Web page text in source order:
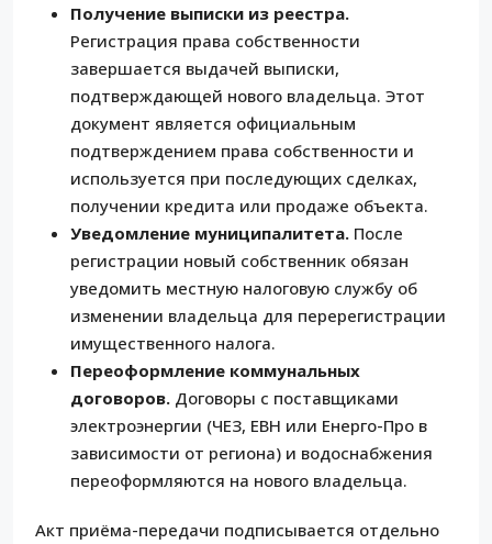
Получение выписки из реестра.
Регистрация права собственности
завершается выдачей выписки,
подтверждающей нового владельца. Этот
документ является официальным
подтверждением права собственности и
используется при последующих сделках,
получении кредита или продаже объекта.
Уведомление муниципалитета. После
регистрации новый собственник обязан
уведомить местную налоговую службу об
изменении владельца для перерегистрации
имущественного налога.
Переоформление коммунальных
договоров. Договоры с поставщиками
электроэнергии (ЧЕЗ, ЕВН или Енерго-Про в
зависимости от региона) и водоснабжения
переоформляются на нового владельца.
Акт приёма-передачи подписывается отдельно